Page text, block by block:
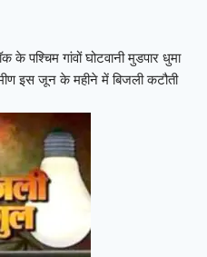
गांवों घोटवानी मुडपार धुमा
इस जून के महीने में बिजली कटौती